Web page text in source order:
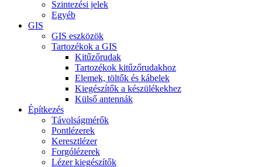
Szintezési jelek
Egyéb
GIS
GIS eszközök
Tartozékok a GIS
Kitűzőrudak
Tartozékok kitűzőrudakhoz
Elemek, töltők és kábelek
Kiegészítők a készülékekhez
Külső antennák
Építkezés
Távolságmérők
Pontlézerek
Keresztlézer
Forgólézerek
Lézer kiegészítők